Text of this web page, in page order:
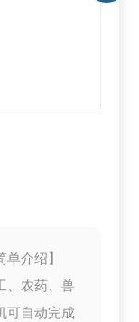
单介绍】
、农药、兽
可自动完成